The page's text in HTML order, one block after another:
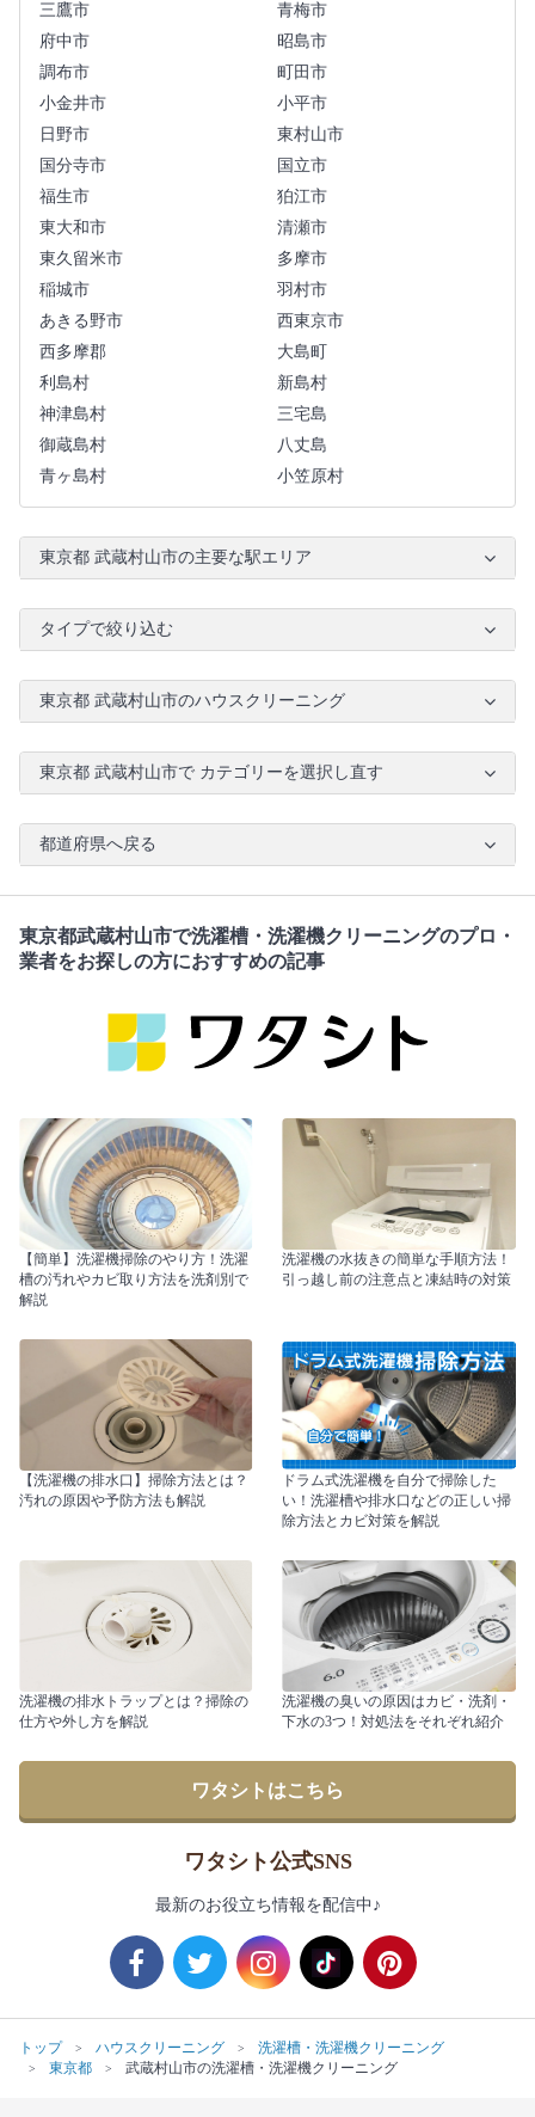
三鷹市
青梅市
府中市
昭島市
調布市
町田市
小金井市
小平市
日野市
東村山市
国分寺市
国立市
福生市
狛江市
東大和市
清瀬市
東久留米市
多摩市
稲城市
羽村市
あきる野市
西東京市
西多摩郡
大島町
利島村
新島村
神津島村
三宅島
御蔵島村
八丈島
青ヶ島村
小笠原村
東京都 武蔵村山市の主要な駅エリア
タイプで絞り込む
東京都 武蔵村山市のハウスクリーニング
東京都 武蔵村山市で カテゴリーを選択し直す
都道府県へ戻る
東京都武蔵村山市で洗濯槽・洗濯機クリーニングのプロ・
業者をお探しの方におすすめの記事
【簡単】洗濯機掃除のやり方！洗濯
槽の汚れやカビ取り方法を洗剤別で
解説
洗濯機の水抜きの簡単な手順方法！
引っ越し前の注意点と凍結時の対策
【洗濯機の排水口】掃除方法とは？
汚れの原因や予防方法も解説
ドラム式洗濯機を自分で掃除した
い！洗濯槽や排水口などの正しい掃
除方法とカビ対策を解説
洗濯機の排水トラップとは？掃除の
仕方や外し方を解説
洗濯機の臭いの原因はカビ・洗剤・
下水の3つ！対処法をそれぞれ紹介
ワタシトはこちら
ワタシト公式SNS
最新のお役立ち情報を配信中♪
トップ ハウスクリーニング
洗濯槽・洗濯機クリーニング
東京都
武蔵村山市の洗濯槽・洗濯機クリーニング